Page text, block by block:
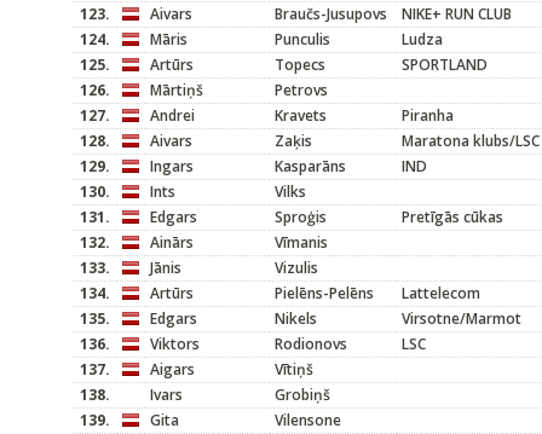
123.
Aivars Braučs-Jusupovs
NIKE+ RUN CLUB
124.
Māris Punculis
Ludza
125.
Artūrs Topecs
SPORTLAND
126.
Mārtiņš
Petrovs
127.
Andrei Kravets
Piranha
128.
Aivars Zaķis
Maratona klubs/LSC
129.
Ingars Kasparāns
IND
130.
Ints
Vilks
131.
Edgars Sproģis
Pretīgās cūkas
132.
Ainārs
Vīmanis
133.
Jānis
Vizulis
134.
Artūrs Pielēns-Pelēns
Lattelecom
135.
Edgars Nikels
Virsotne/Marmot
136.
Viktors Rodionovs
LSC
137.
Aigars
Vītiņš
138.
Ivars
Grobiņš
139.
Gita
Vilensone